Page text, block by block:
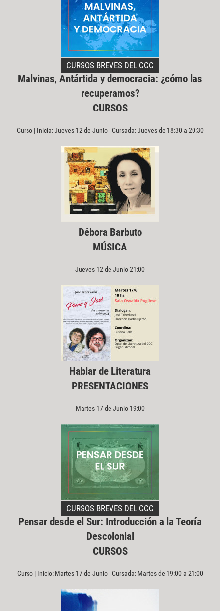
CURSOS BREVES DEL CCC
Malvinas, Antártida y democracia: ¿cómo las
recuperamos?
CURSOS
Curso | Inicia: Jueves 12 de Junio | Cursada: Jueves de 18:30 a 20:30
Débora Barbuto
MÚSICA
Jueves 12 de Junio 21:00
Hablar de Literatura
PRESENTACIONES
Martes 17 de Junio 19:00
CURSOS BREVES DEL CCC
Pensar desde el Sur: Introducción a la Teoría
Descolonial
CURSOS
Curso | Inicio: Martes 17 de Junio | Cursada: Martes de 19:00 a 21:00